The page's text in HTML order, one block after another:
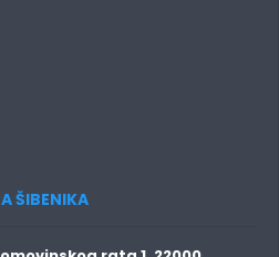
ŠIBENIKA